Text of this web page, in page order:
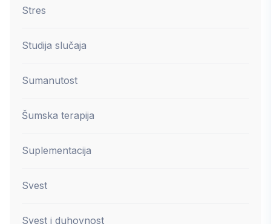
Stres
Studija slučaja
Sumanutost
Šumska terapija
Suplementacija
Svest
Svest i duhovnost